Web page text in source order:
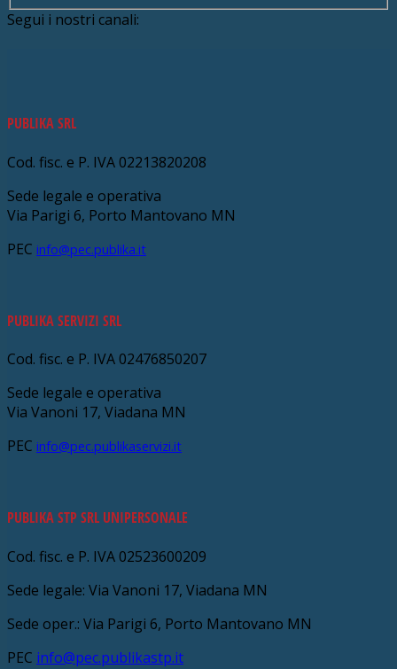
Segui i nostri canali:
PUBLIKA SRL
Cod. fisc. e P. IVA 02213820208
Sede legale e operativa
Via Parigi 6, Porto Mantovano MN
PEC info@pec.publika.it
PUBLIKA SERVIZI SRL
Cod. fisc. e P. IVA 02476850207
Sede legale e operativa
Via Vanoni 17, Viadana MN
PEC info@pec.publikaservizi.it
PUBLIKA STP SRL UNIPERSONALE
Cod. fisc. e P. IVA 02523600209
Sede legale: Via Vanoni 17, Viadana MN
Sede oper.: Via Parigi 6, Porto Mantovano MN
PEC info@pec.publikastp.it